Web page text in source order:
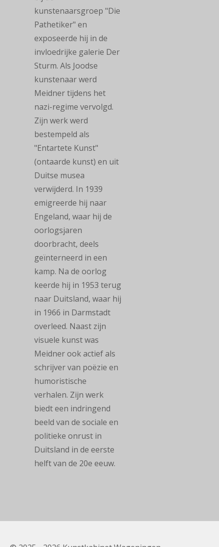
kunstenaarsgroep "Die
Pathetiker" en
exposeerde hij in de
invloedrijke galerie Der
Sturm. Als Joodse
kunstenaar werd
Meidner tijdens het
nazi-regime vervolgd.
Zijn werk werd
bestempeld als
"Entartete Kunst"
(ontaarde kunst) en uit
Duitse musea
verwijderd. In 1939
emigreerde hij naar
Engeland, waar hij de
oorlogsjaren
doorbracht, deels
geïnterneerd in een
kamp. Na de oorlog
keerde hij in 1953 terug
naar Duitsland, waar hij
in 1966 in Darmstadt
overleed. Naast zijn
visuele kunst was
Meidner ook actief als
schrijver van poëzie en
humoristische
verhalen. Zijn werk
biedt een indringend
beeld van de sociale en
politieke onrust in
Duitsland in de eerste
helft van de 20e eeuw.